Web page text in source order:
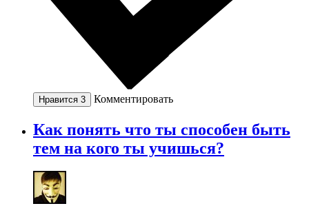
Нравится 3 Комментировать
Как понять что ты способен быть
тем на кого ты учишься?